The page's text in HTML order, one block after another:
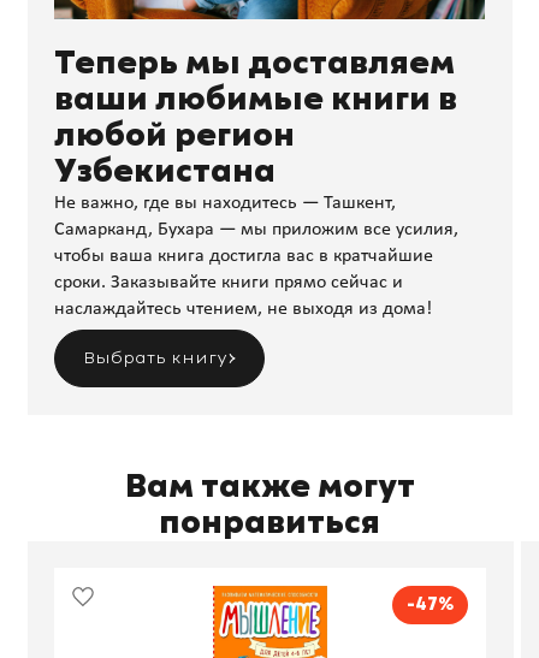
Теперь мы доставляем
ваши любимые книги в
любой регион
Узбекистана
Не важно, где вы находитесь — Ташкент,
Самарканд, Бухара — мы приложим все усилия,
чтобы ваша книга достигла вас в кратчайшие
сроки. Заказывайте книги прямо сейчас и
наслаждайтесь чтением, не выходя из дома!
Выбрать книгу
Вам также могут
понравиться
-47%